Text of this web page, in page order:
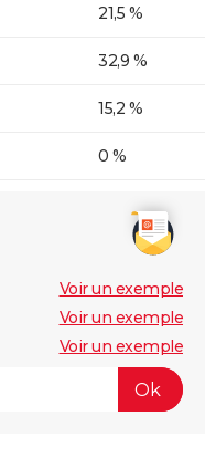
21,5 %
32,9 %
15,2 %
0 %
Voir un exemple
Voir un exemple
Voir un exemple